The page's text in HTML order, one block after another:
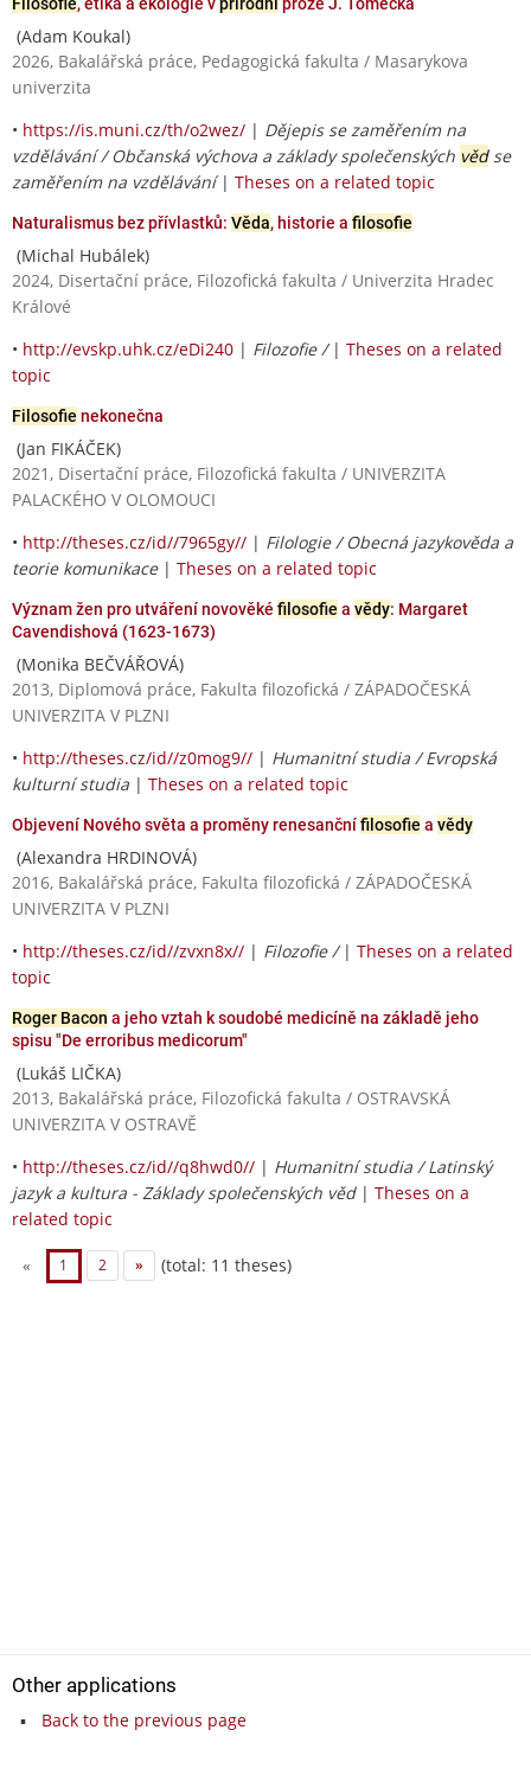
(Adam Koukal)
2026, Bakalářská práce, Pedagogická fakulta / Masarykova
univerzita
• https://is.muni.cz/th/o2wez/ | Dějepis se zaměřením na
vzdělávání / Občanská výchova a základy společenských vědse
zaměřením na vzdělávání| Theses on a related topic
Naturalismus bez přívlastků: Věda, historie a filosofie
(Michal Hubálek)
2024, Disertační práce, Filozofická fakulta / Univerzita Hradec
Králové
• http://evskp.uhk.cz/eDi240 | Filozofie / | Theses on a related
topic
Filosofie nekonečna
(Jan FIKÁČEK)
2021, Disertační práce, Filozofická fakulta / UNIVERZITA
PALACKÉHO V OLOMOUCI
• http://theses.cz/id//7965gy// | Filologie / Obecná jazykověda a
teorie komunikace| Theses on a related topic
Význam žen pro utváření novověké filosofie a vědy: Margaret
Cavendishová (1623-1673)
(Monika BEČVÁŘOVÁ)
2013, Diplomová práce, Fakulta filozofická / ZÁPADOČESKÁ
UNIVERZITA V PLZNI
• http://theses.cz/id//z0mog9// | Humanitní studia / Evropská
kulturní studia | Theses on a related topic
Objevení Nového světa a proměny renesančnífilosofie a vědy
(Alexandra HRDINOVÁ)
2016, Bakalářská práce, Fakulta filozofická / ZÁPADOČESKÁ
UNIVERZITA V PLZNI
• http://theses.cz/id//zvxn8x// | Filozofie / | Theses on a related
topic
Roger Bacon a jeho vztah k soudobé medicíně na základě jeho
spisu "De erroribus medicorum"
(Lukáš LIČKA)
2013, Bakalářská práce, Filozofická fakulta / OSTRAVSKÁ
UNIVERZITA V OSTRAVĚ
• http://theses.cz/id//q8hwd0// | Humanitní studia / Latinský
jazyk a kultura - Základy společenských věd| Theses on a
related topic
« 1 2 » (total: 11 theses)
Other applications
Back to the previous page